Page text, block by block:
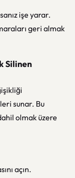
işe yarar.
geri almak
Silinen
sunar. Bu
olmak üzere
açın.